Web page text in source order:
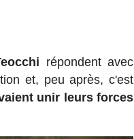
répondent avec
et, peu après, c'est
unir leurs forces